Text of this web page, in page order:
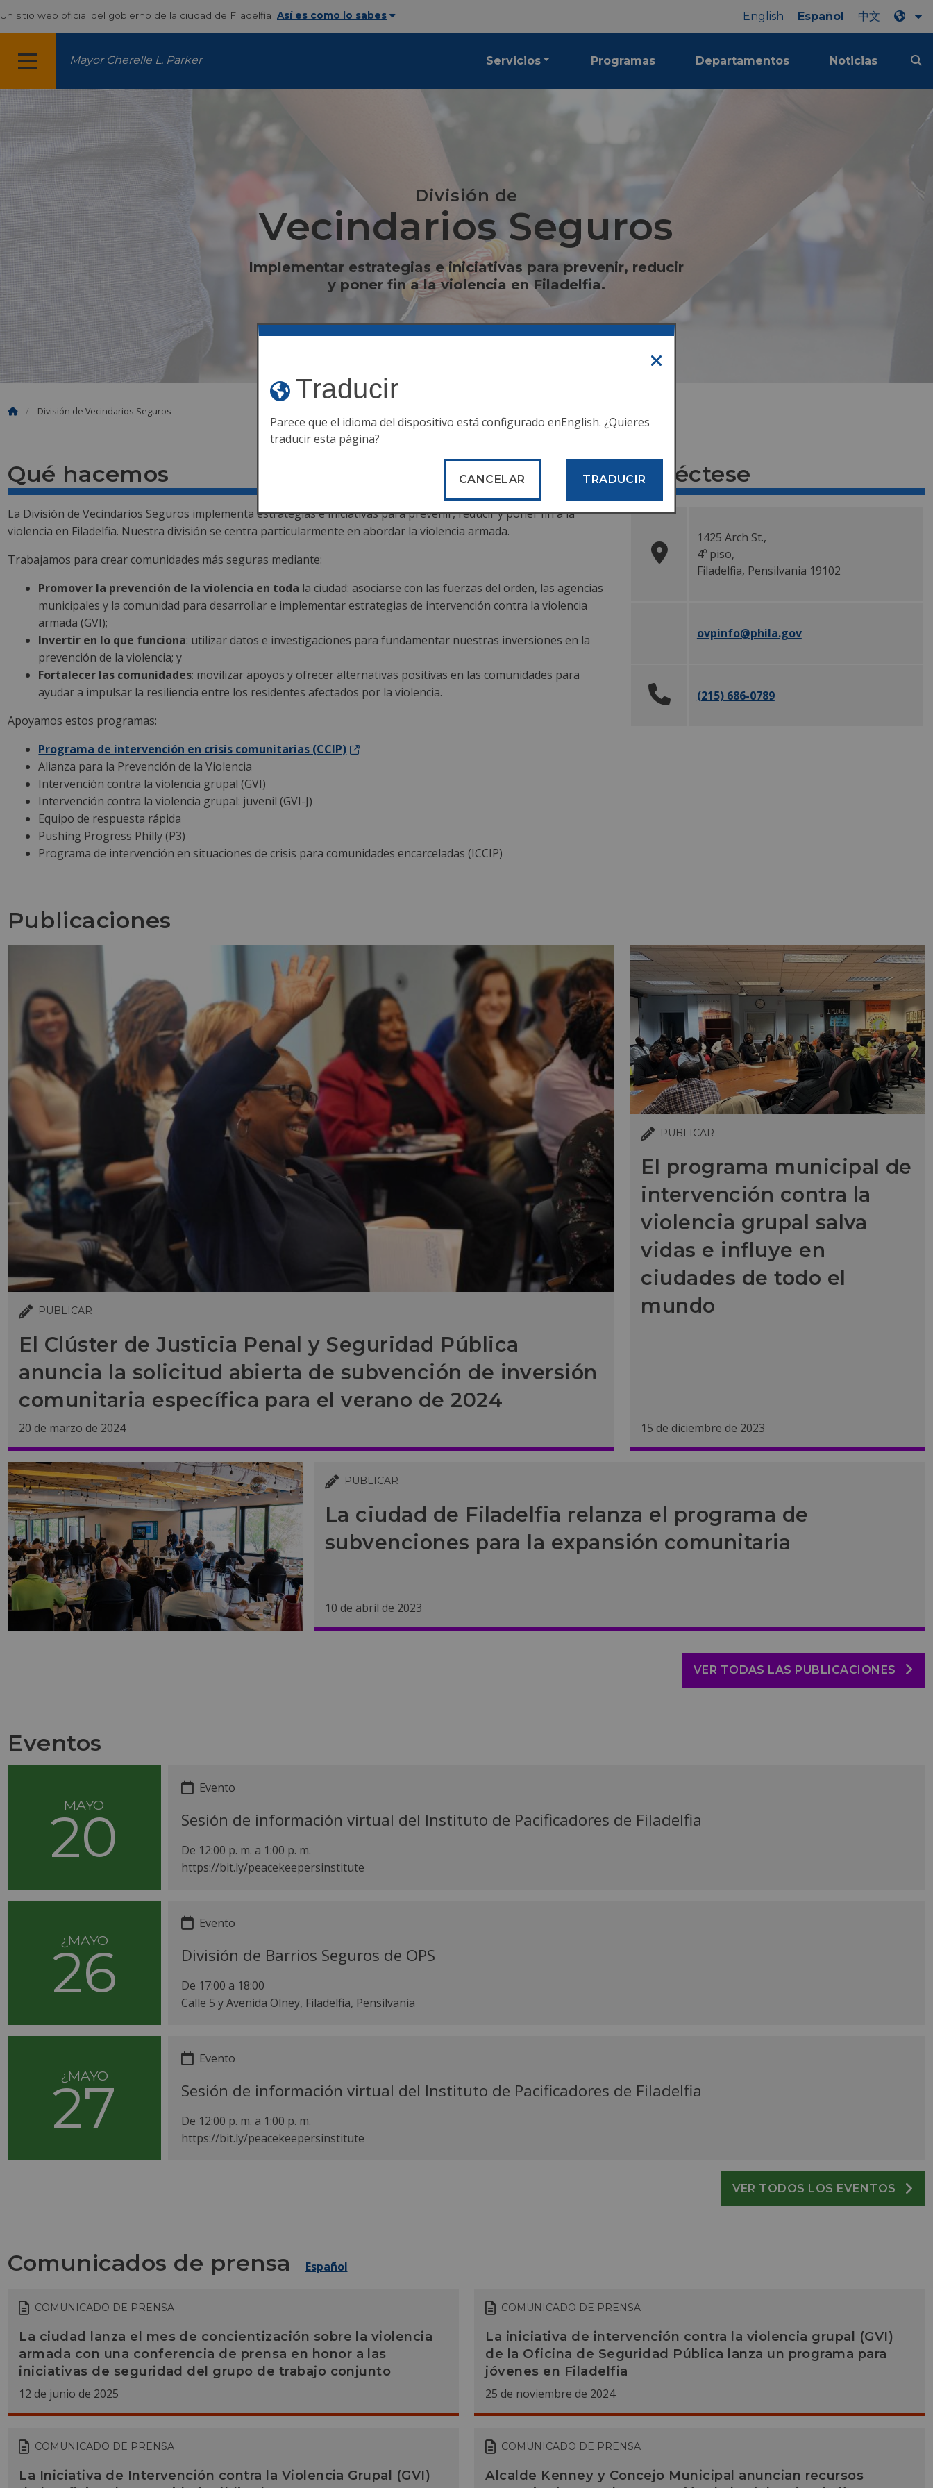
Un sitio web oficial del gobierno de la ciudad de Filadelfia Así es como lo sabes English Español 中文
MENÚ
Mayor Cherelle L. Parker Servicios Programas Departamentos Noticias
División de
Vecindarios Seguros
Implementar estrategias e iniciativas para prevenir, reducir
y poner fin a la violencia en Filadelfia.
División de Vecindarios Seguros
Qué hacemos
La División de Vecindarios Seguros implementa estrategias e iniciativas para prevenir, reducir y poner fin a la
violencia en Filadelfia. Nuestra división se centra particularmente en abordar la violencia armada.
Trabajamos para crear comunidades más seguras mediante:
Promover la prevención de la violencia en toda la ciudad: asociarse con las fuerzas del orden, las agencias
municipales y la comunidad para desarrollar e implementar estrategias de intervención contra la violencia
armada (GVI);
Invertir en lo que funciona: utilizar datos e investigaciones para fundamentar nuestras inversiones en la
prevención de la violencia; y
Fortalecer las comunidades: movilizar apoyos y ofrecer alternativas positivas en las comunidades para
ayudar a impulsar la resiliencia entre los residentes afectados por la violencia.
Apoyamos estos programas:
Programa de intervención en crisis comunitarias (CCIP)
Alianza para la Prevención de la Violencia
Intervención contra la violencia grupal (GVI)
Intervención contra la violencia grupal: juvenil (GVI-J)
Equipo de respuesta rápida
Pushing Progress Philly (P3)
Programa de intervención en situaciones de crisis para comunidades encarceladas (ICCIP)
Conéctese
1425 Arch St.,
4º piso,
Filadelfia, Pensilvania 19102
ovpinfo@phila.gov
(215) 686-0789
Publicaciones
PUBLICAR
El Clúster de Justicia Penal y Seguridad Pública
anuncia la solicitud abierta de subvención de inversión
comunitaria específica para el verano de 2024
20 de marzo de 2024
PUBLICAR
El programa municipal de
intervención contra la
violencia grupal salva
vidas e influye en
ciudades de todo el
mundo
15 de diciembre de 2023
PUBLICAR
La ciudad de Filadelfia relanza el programa de
subvenciones para la expansión comunitaria
10 de abril de 2023
VER TODAS LAS PUBLICACIONES
Eventos
MAYO
20
Evento
Sesión de información virtual del Instituto de Pacificadores de Filadelfia
De 12:00 p. m. a 1:00 p. m.
https://bit.ly/peacekeepersinstitute
¿MAYO
26
Evento
División de Barrios Seguros de OPS
De 17:00 a 18:00
Calle 5 y Avenida Olney, Filadelfia, Pensilvania
¿MAYO
27
Evento
Sesión de información virtual del Instituto de Pacificadores de Filadelfia
De 12:00 p. m. a 1:00 p. m.
https://bit.ly/peacekeepersinstitute
VER TODOS LOS EVENTOS
Comunicados de prensa Español
COMUNICADO DE PRENSA
La ciudad lanza el mes de concientización sobre la violencia
armada con una conferencia de prensa en honor a las
iniciativas de seguridad del grupo de trabajo conjunto
12 de junio de 2025
COMUNICADO DE PRENSA
La iniciativa de intervención contra la violencia grupal (GVI)
de la Oficina de Seguridad Pública lanza un programa para
jóvenes en Filadelfia
25 de noviembre de 2024
COMUNICADO DE PRENSA
La Iniciativa de Intervención contra la Violencia Grupal (GVI)
COMUNICADO DE PRENSA
Alcalde Kenney y Concejo Municipal anuncian recursos
Traducir
Parece que el idioma del dispositivo está configurado enEnglish. ¿Quieres
traducir esta página?
CANCELAR TRADUCIR